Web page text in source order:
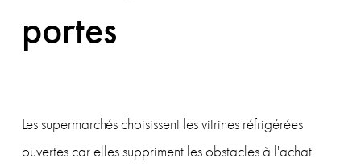
portes
Les supermarchés choisissent les vitrines réfrigérées
ouvertes car elles suppriment les obstacles à l'achat.